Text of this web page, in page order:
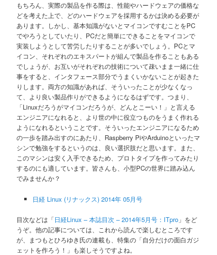
もちろん、実際の製品を作る際は、性能やハードウェアの価格な
どを考えた上で、どのハードウェアを採用するかは決める必要が
あります。しかし、基本知識がないとマイコンですむことをPC
でやろうとしていたり、PCだと簡単にできることをマイコンで
実装しようとして苦労したりすることが多いでしょう。PCとマ
イコン、それぞれのエキスパートが組んで製品を作ることもある
でしょうが、お互いがそれぞれの技術について疎いまま一緒に仕
事をすると、インタフェース部分でうまくいかないことが起きた
りします。両方の知識があれば、そういったことが少なくなっ
て、より良い製品作りができるようになるはずです。つまり、
「Linuxだろうがマイコンだろうが、どんとこーい！」と言える
エンジニアになれると、より世の中に役立つものをうまく作れる
ようになれるということです。そういったエンジニアになるため
の一歩を踏み出すのにあたり、Raspberry PiやArduinoといったマ
シンで勉強をするというのは、良い選択肢だと思います。また、
このマシンは安く入手できるため、プロトタイプを作ってみたり
するのにも適しています。皆さんも、小型PCの世界に踏み込ん
でみませんか？
日経 Linux (リナックス) 2014年 05月号
目次などは「日経Linux – 本誌目次 – 2014年5月号：ITpro 」をど
うぞ。他の記事については、これから読んで楽しむところです
が、まつもとひろゆき氏の連載も、特集の「自分だけの面白ガジ
ェットを作ろう！」も楽しそうですよね。